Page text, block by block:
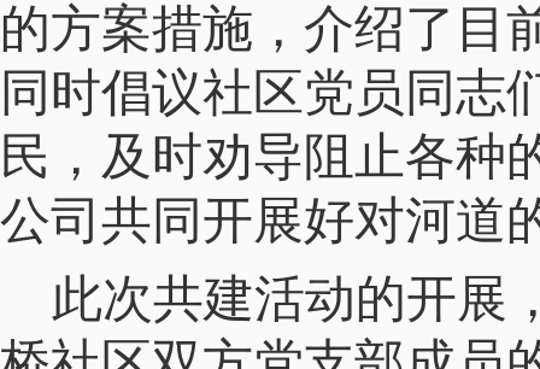
的方案措施，介绍了目
同时倡议社区党员同志
民，及时劝导阻止各种
公司共同开展好对河道
此次共建活动的开展